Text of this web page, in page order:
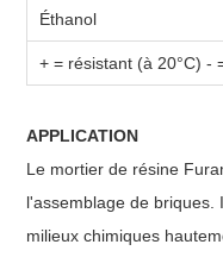
Éthanol
+ = résistant (à 20°C) -
APPLICATION
Le mortier de résine
l'assemblage de briques.
milieux chimiques